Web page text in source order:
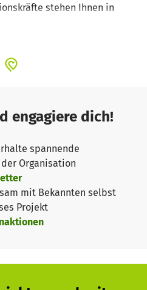
stehen Ihnen in
gewünscht wird, mit anderen
wir alle unsere Angebote
Weltanschauung.
Hospizdienst
mit Ihnen
regelmäßig zu Ihnen
verbleiben können, wo Sie
Sie als angehörige
engagiere dich!
spannende
Organisation
mit Bekannten selbst
Projekt